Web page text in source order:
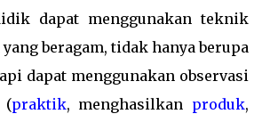
dapat menggunakan teknik
beragam, tidak hanya berupa
dapat menggunakan observasi
(praktik, menghasilkan produk,